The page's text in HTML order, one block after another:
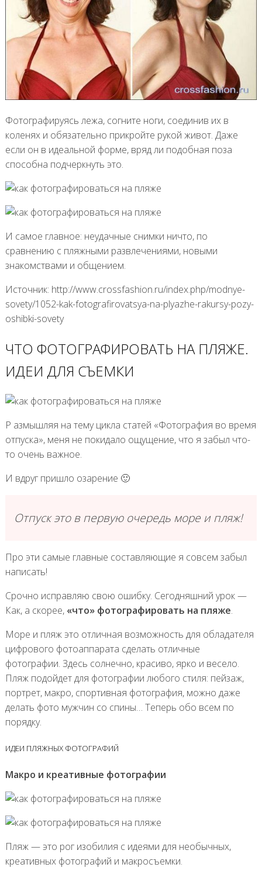
Фотографируясь лежа, согните ноги, соединив их в
коленях и обязательно прикройте рукой живот. Даже
если он в идеальной форме, вряд ли подобная поза
способна подчеркнуть это.
И самое главное: неудачные снимки ничто, по
сравнению с пляжными развлечениями, новыми
знакомствами и общением.
Источник: http://www.crossfashion.ru/index.php/modnye-
sovety/1052-kak-fotografirovatsya-na-plyazhe-rakursy-pozy-
oshibki-sovety
ЧТО ФОТОГРАФИРОВАТЬ НА ПЛЯЖЕ.
ИДЕИ ДЛЯ СЪЕМКИ
Р азмышляя на тему цикла статей «Фотография во время
отпуска», меня не покидало ощущение, что я забыл что-
то очень важное.
И вдруг пришло озарение 🙂
Отпуск это в первую очередь море и пляж!
Про эти самые главные составляющие я совсем забыл
написать!
Срочно исправляю свою ошибку. Сегодняшний урок —
Как, а скорее, «что» фотографировать на пляже.
Море и пляж это отличная возможность для обладателя
цифрового фотоаппарата сделать отличные
фотографии. Здесь солнечно, красиво, ярко и весело.
Пляж подойдет для фотографии любого стиля: пейзаж,
портрет, макро, спортивная фотография, можно даже
делать фото мужчин со спины… Теперь обо всем по
порядку.
ИДЕИ ПЛЯЖНЫХ ФОТОГРАФИЙ
Макро и креативные фотографии
Пляж — это рог изобилия с идеями для необычных,
креативных фотографий и макросъемки.